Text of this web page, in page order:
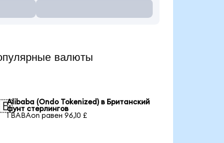
валюты
Alibaba (Ondo Tokenized) в Британский
фунт стерлингов
1 BABAon равен 96,10 £